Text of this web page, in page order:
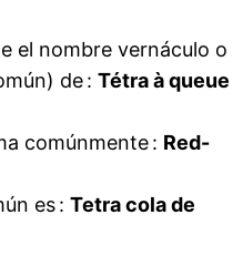
el nombre vernáculo o
de : Tétra à queue
comúnmente : Red-
es : Tetra cola de